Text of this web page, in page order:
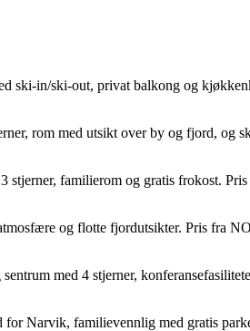
ski-in/ski-out, privat balkong og
rom med utsikt over by og fjord, og
stjerner, familierom og gratis frokost.
og flotte fjordutsikter. Pris fra
med 4 stjerner,
for Narvik, familievennlig med gratis